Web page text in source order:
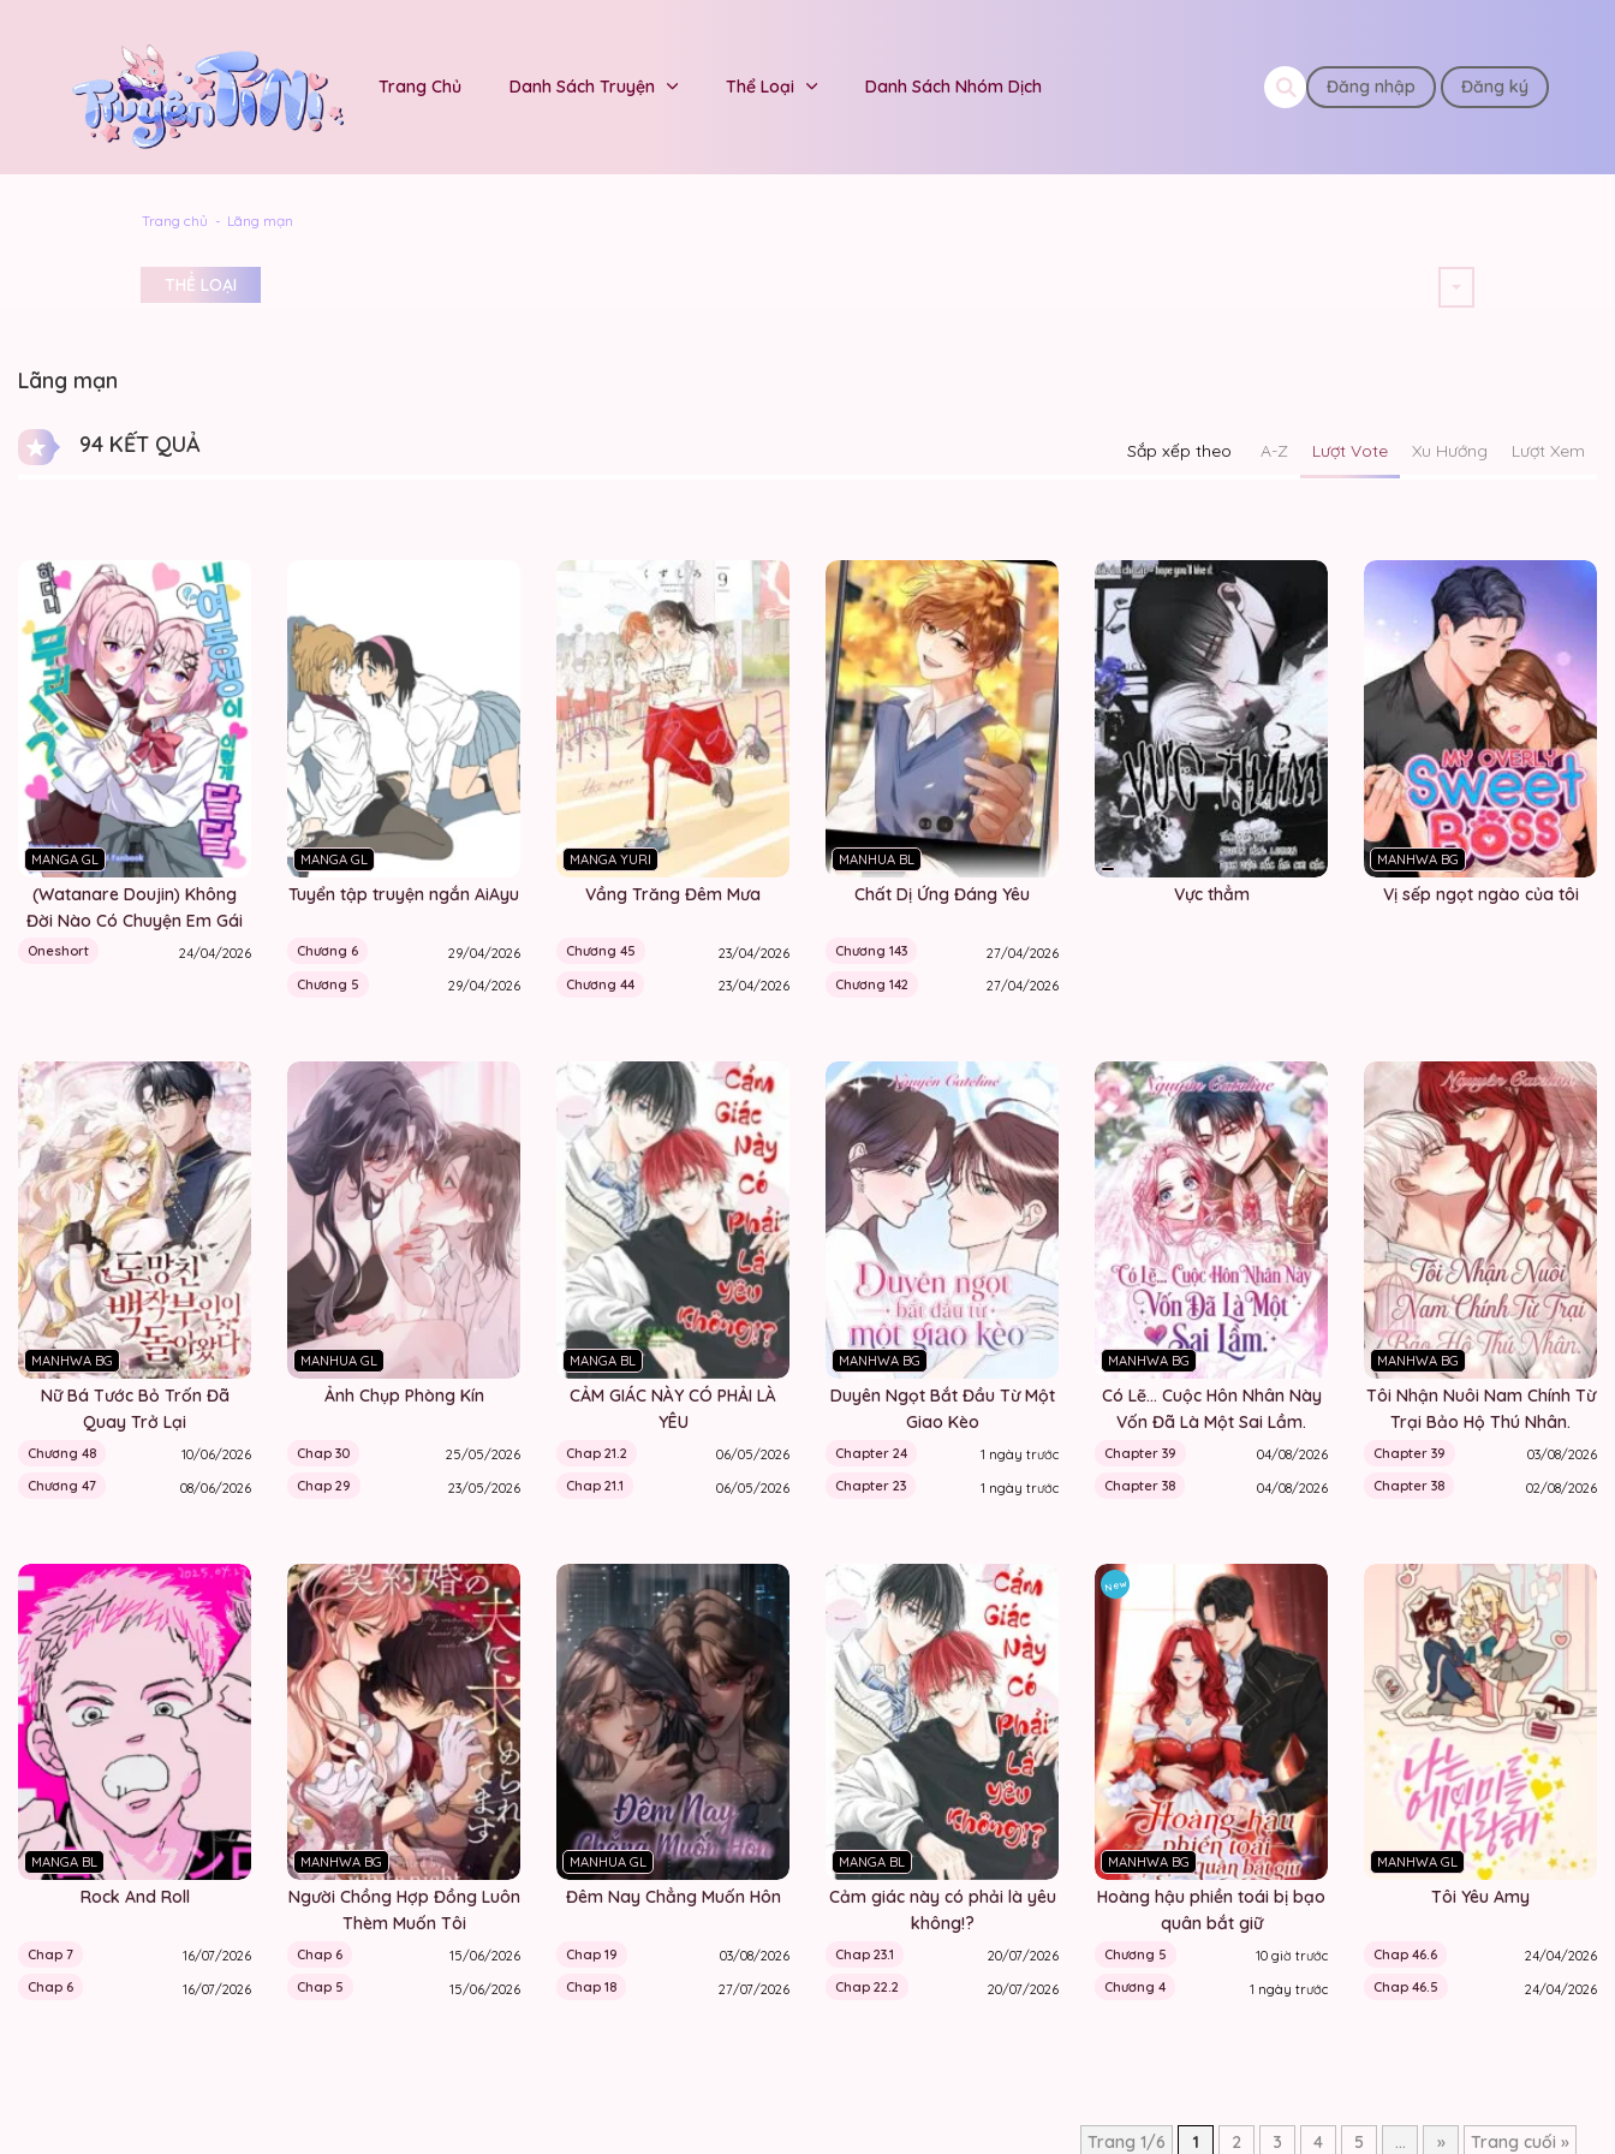
Trang Chủ Danh Sách Truyện Thể Loại Danh Sách Nhóm Dịch Đăng nhập Đăng ký
Trang chủ Lãng mạn
THỂ LOẠI
Lãng mạn
94 KẾT QUẢ Sắp xếp theo A-Z Lượt Vote Xu Hướng Lượt Xem
MANGA GL
(Watanare Doujin) Không
Đời Nào Có Chuyện Em Gái
Của Mình Lại Ngọt Ngào Thế
Oneshort 24/04/2026
MANGA GL
Tuyển tập truyện ngắn AiAyu
Chương 6
29/04/2026
Chương 5
29/04/2026
MANGA YURI
Vầng Trăng Đêm Mưa
Chương 45
23/04/2026
Chương 44
23/04/2026
MANHUA BL
Chất Dị Ứng Đáng Yêu
Chương 143
27/04/2026
Chương 142
27/04/2026
Vực thẳm
MANHWA BG
Vị sếp ngọt ngào của tôi
MANHWA BG
Nữ Bá Tước Bỏ Trốn Đã
Quay Trở Lại
Chương 48
10/06/2026
Chương 47
08/06/2026
MANHUA GL
Ảnh Chụp Phòng Kín
Chap 30
25/05/2026
Chap 29
23/05/2026
MANGA BL
CẢM GIÁC NÀY CÓ PHẢI LÀ
YÊU
Chap 21.2
06/05/2026
Chap 21.1
06/05/2026
MANHWA BG
Duyên Ngọt Bắt Đầu Từ Một
Giao Kèo
Chapter 24
1 ngày trước
Chapter 23
1 ngày trước
MANHWA BG
Có Lẽ… Cuộc Hôn Nhân Này
Vốn Đã Là Một Sai Lầm.
Chapter 39
04/08/2026
Chapter 38
04/08/2026
MANHWA BG
Tôi Nhận Nuôi Nam Chính Từ
Trại Bảo Hộ Thú Nhân.
Chapter 39
03/08/2026
Chapter 38
02/08/2026
MANGA BL
Rock And Roll
Chap 7
16/07/2026
Chap 6
16/07/2026
MANHWA BG
Người Chồng Hợp Đồng Luôn
Thèm Muốn Tôi
Chap 6
15/06/2026
Chap 5
15/06/2026
MANHUA GL
Đêm Nay Chẳng Muốn Hôn
Chap 19
03/08/2026
Chap 18
27/07/2026
MANGA BL
Cảm giác này có phải là yêu
không!?
Chap 23.1
20/07/2026
Chap 22.2
20/07/2026
New
MANHWA BG
Hoàng hậu phiền toái bị bạo
quân bắt giữ
Chương 5
10 giờ trước
Chương 4
1 ngày trước
MANHWA GL
Tôi Yêu Amy
Chap 46.6
24/04/2026
Chap 46.5
24/04/2026
Trang 1/6 1 2 3 4 5 ... » Trang cuối »